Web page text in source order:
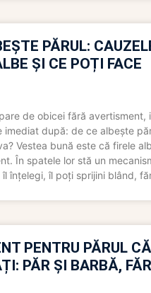
PĂRUL:
ȘI CE POȚI FACE
de obicei fără avertisment,
imediat după: de ce albește
Vestea bună este că firele
În spatele lor stă un
înțelegi, îl poți sprijini blând,
PENTRU PĂRUL
PĂR ȘI BARBĂ,